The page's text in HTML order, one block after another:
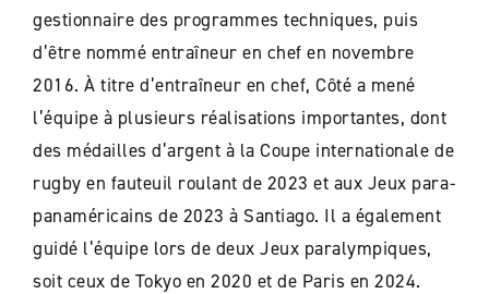
gestionnaire des programmes techniques, puis
d’être nommé entraîneur en chef en novembre
2016. À titre d’entraîneur en chef, Côté a mené
l’équipe à plusieurs réalisations importantes, dont
des médailles d’argent à la Coupe internationale de
rugby en fauteuil roulant de 2023 et aux Jeux para-
panaméricains de 2023 à Santiago. Il a également
guidé l’équipe lors de deux Jeux paralympiques,
soit ceux de Tokyo en 2020 et de Paris en 2024.